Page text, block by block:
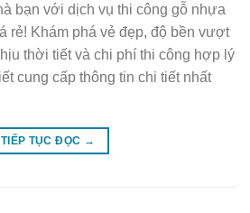
bạn với dịch vụ thi công gỗ nhựa
rẻ! Khám phá vẻ đẹp, độ bền vượt
thời tiết và chi phí thi công hợp lý
cung cấp thông tin chi tiết nhất
TIẾP TỤC ĐỌC →